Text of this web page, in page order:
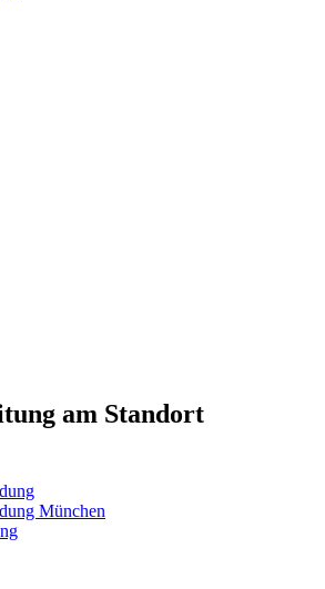
am Standort
München